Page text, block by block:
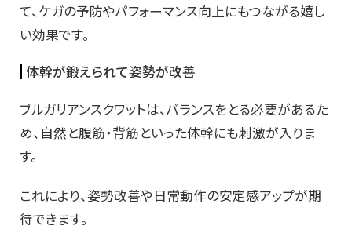
て、ケガの予防やパフォーマンス向上にもつながる嬉し
い効果です。
体幹が鍛えられて姿勢が改善
ブルガリアンスクワットは、バランスをとる必要があるた
め、自然と腹筋・背筋といった体幹にも刺激が入りま
す。
これにより、姿勢改善や日常動作の安定感アップが期
待できます。